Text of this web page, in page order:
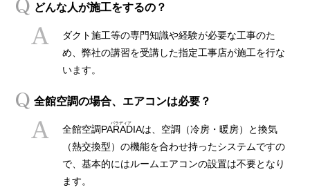
どんな人が施工をするの？
ダクト施工等の専門知識や経験が必要な工事のた
め、弊社の講習を受講した指定工事店が施工を行な
います。
全館空調の場合、エアコンは必要？
全館空調PARADIAは、空調（冷房・暖房）と換気
（熱交換型）の機能を合わせ持ったシステムですの
で、基本的にはルームエアコンの設置は不要となり
ます。